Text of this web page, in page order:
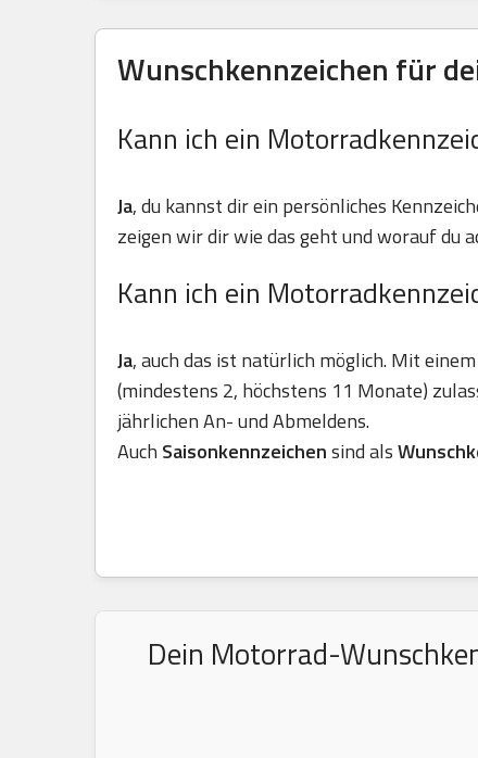
Wunschkennzeichen für
Kann ich ein
Ja, du kannst dir ein persönliches
zeigen wir dir wie das geht und worauf du
Kann ich ein
Ja, auch das ist natürlich möglich. Mit einem
(mindestens 2, höchstens 11 Monate)
jährlichen An- und Abmeldens.
Auch Saisonkennzeichensind als
Dein Motorrad-